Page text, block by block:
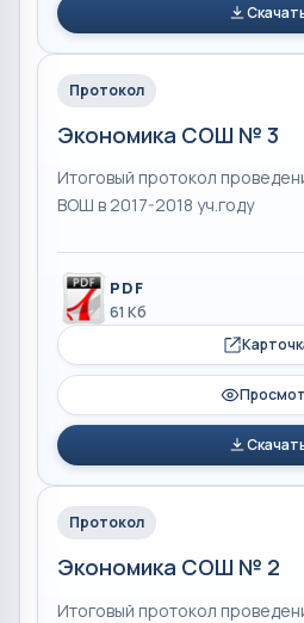
Протокол
Экономика СОШ № 3
Итоговый протокол
ВОШ в 2017-2018 уч.году
PDF
61 Кб
Протокол
Экономика СОШ № 2
Итоговый протокол